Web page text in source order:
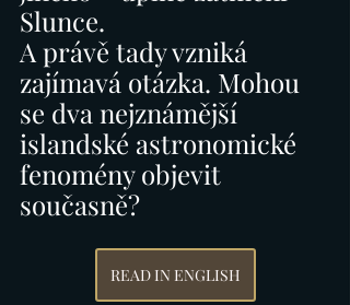
Slunce.
A právě tady vzniká
zajímavá otázka. Mohou
se dva nejznámější
islandské astronomické
fenomény objevit
současně?
READ IN ENGLISH